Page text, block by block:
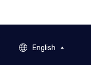
English
English